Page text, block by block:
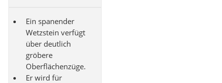
Ein spanender
Wetzstein verfügt
über deutlich
gröbere
Oberflächenzüge.
Er wird für